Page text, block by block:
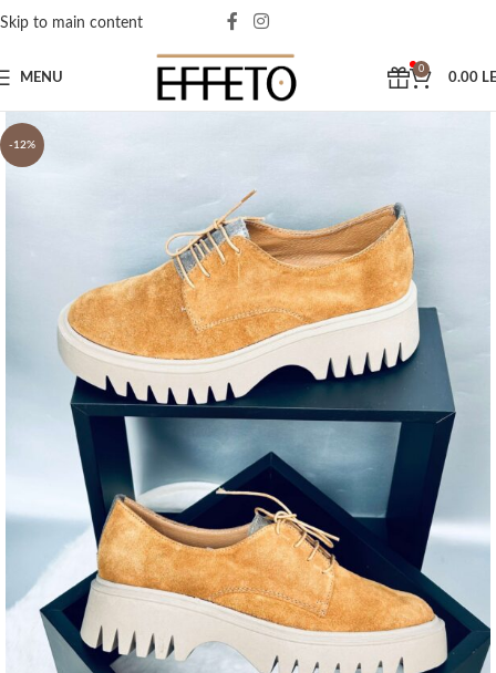
Skip to main content
MENU
0
0.00
-12%